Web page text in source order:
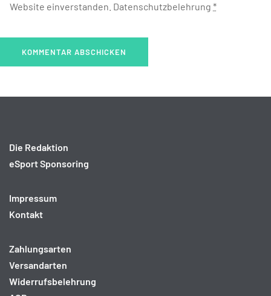
Website einverstanden. Datenschutzbelehrung *
Die Redaktion
eSport Sponsoring
Impressum
Kontakt
Zahlungsarten
Versandarten
Widerrufsbelehrung